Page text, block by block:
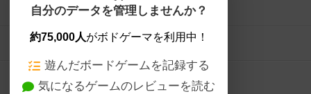
自分のデータを管理しませんか？
約75,000人がボドゲーマを利用中！
遊んだボードゲームを記録する
気になるゲームのレビューを読む
ボードゲームを検索する
ボードゲームの新着レビュー
ボードゲーム会情報